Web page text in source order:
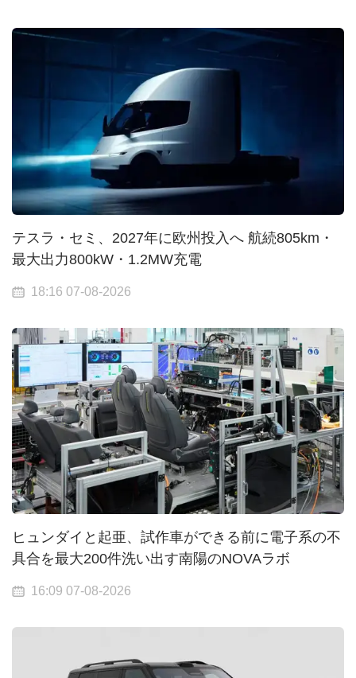
テスラ・セミ、2027年に欧州投入へ 航続805km・
最大出力800kW・1.2MW充電
18:16 07-08-2026
ヒュンダイと起亜、試作車ができる前に電子系の不
具合を最大200件洗い出す南陽のNOVAラボ
16:09 07-08-2026